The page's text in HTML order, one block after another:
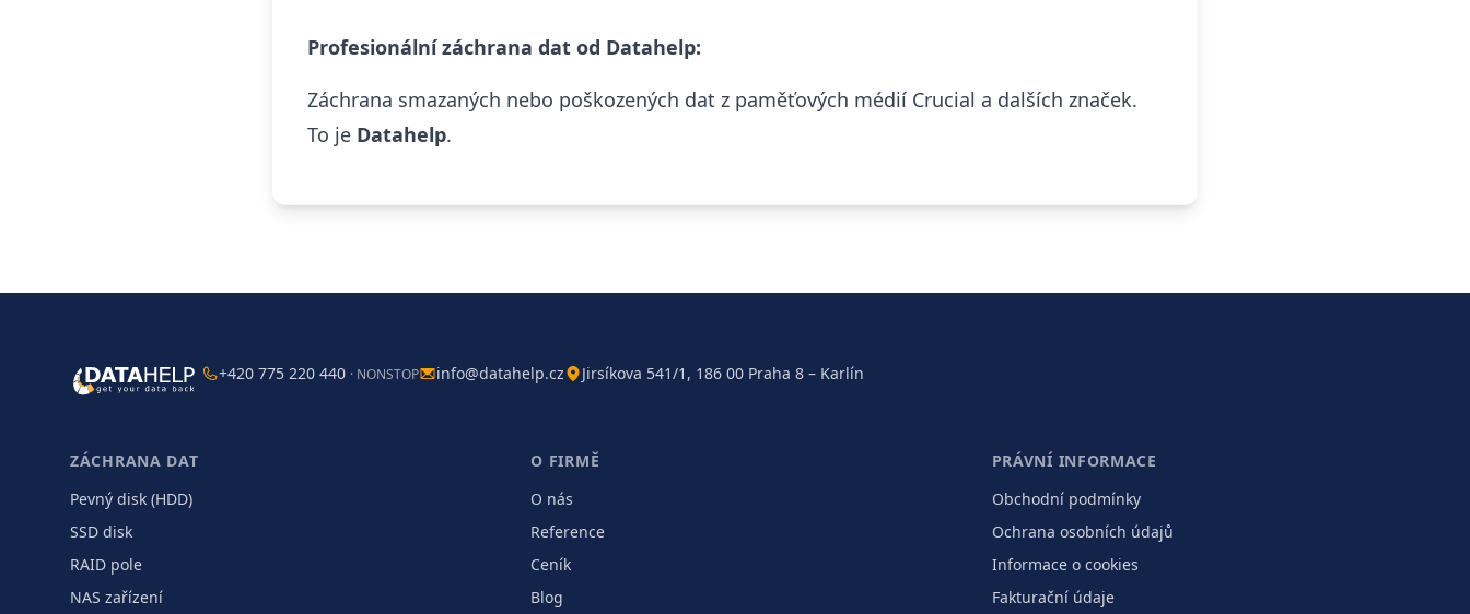
Profesionální záchrana dat od Datahelp:
Záchrana smazaných nebo poškozených dat z paměťových médií Crucial a dalších značek.
To je Datahelp.
+420 775 220 440 · NONSTOP info@datahelp.cz Jirsíkova 541/1, 186 00 Praha 8 – Karlín
ZÁCHRANA DAT
Pevný disk (HDD)
SSD disk
RAID pole
NAS zařízení
O FIRMĚ
O nás
Reference
Ceník
Blog
PRÁVNÍ INFORMACE
Obchodní podmínky
Ochrana osobních údajů
Informace o cookies
Fakturační údaje